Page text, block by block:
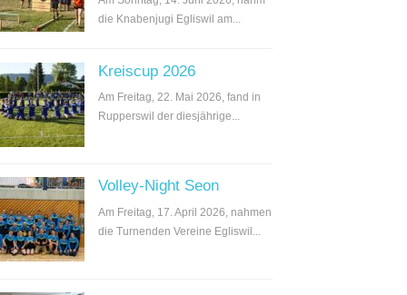
die Knabenjugi Egliswil am...
Kreiscup 2026
Am Freitag, 22. Mai 2026, fand in
Rupperswil der diesjährige...
Volley-Night Seon
Am Freitag, 17. April 2026, nahmen
die Turnenden Vereine Egliswil...